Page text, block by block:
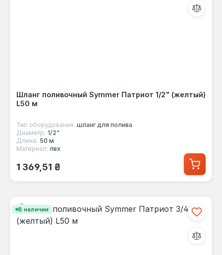
Шланг поливочный Symmer Патриот 1/2" (желтый)
L50 м
Тип оборудования: шланг для полива
Диаметр: 1/2"
Длина: 50 м
Материал: пвх
Обычная цена:
1 369,51 ₴
В наличии